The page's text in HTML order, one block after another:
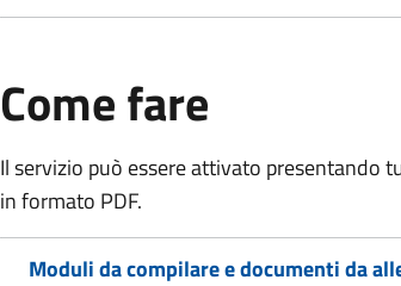
Come fare
Il servizio può essere attivato presentando
in formato PDF.
Moduli da compilare e documenti da